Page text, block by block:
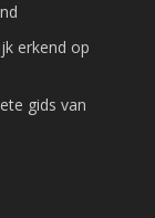
erkend op
gids van